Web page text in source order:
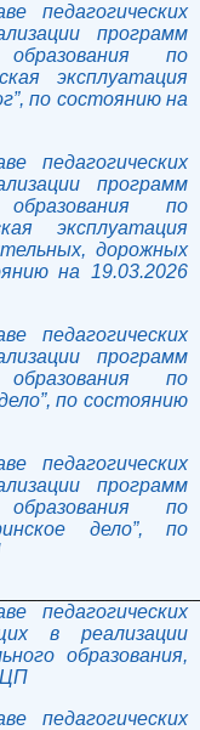
педагогических
программ
образования по
эксплуатация
по состоянию на
педагогических
программ
образования по
эксплуатация
дорожных
на 19.03.2026
педагогических
программ
образования по
по состоянию
педагогических
программ
образования по
дело”, по
педагогических
в реализации
образования,
педагогических